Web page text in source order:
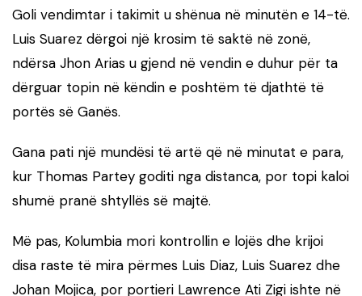
Goli vendimtar i takimit u shënua në minutën e 14-të.
Luis Suarez dërgoi një krosim të saktë në zonë,
ndërsa Jhon Arias u gjend në vendin e duhur për ta
dërguar topin në këndin e poshtëm të djathtë të
portës së Ganës.
Gana pati një mundësi të artë që në minutat e para,
kur Thomas Partey goditi nga distanca, por topi kaloi
shumë pranë shtyllës së majtë.
Më pas, Kolumbia mori kontrollin e lojës dhe krijoi
disa raste të mira përmes Luis Diaz, Luis Suarez dhe
Johan Mojica, por portieri Lawrence Ati Zigi ishte në